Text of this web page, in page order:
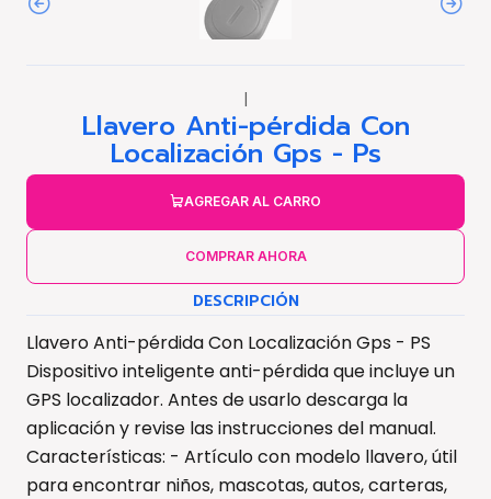
|
Llavero Anti-pérdida Con
Localización Gps - Ps
AGREGAR AL CARRO
COMPRAR AHORA
DESCRIPCIÓN
Llavero Anti-pérdida Con Localización Gps - PS
Dispositivo inteligente anti-pérdida que incluye un
GPS localizador. Antes de usarlo descarga la
aplicación y revise las instrucciones del manual.
Características: - Artículo con modelo llavero, útil
para encontrar niños, mascotas, autos, carteras,